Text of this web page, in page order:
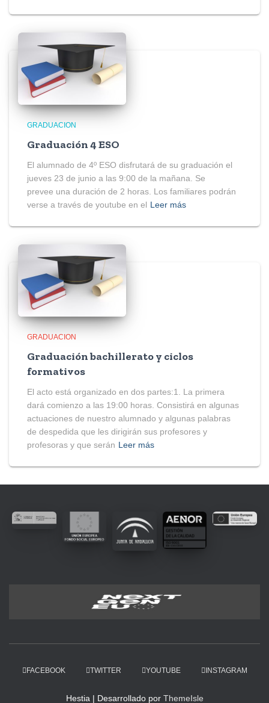
GRADUACION
Graduación 4 ESO
El alumnado de 4º ESO disfrutará de su graduación el
jueves 23 de junio a las 9:00 de la mañana. Se
prevee una duración de 2 horas. Los familiares podrán
verse a través de youtube en el Leer más
GRADUACION
Graduación bachillerato y ciclos
formativos
El acto está organizado en dos partes:1. La primera
dará comienzo a las 19:00 horas. Consistirá en algunas
actuaciones de nuestro alumnado y algunas palabras
de despedida que les dirigirán sus profesores y
profesoras y que serán Leer más
FACEBOOK TWITTER YOUTUBE INSTAGRAM
Hestia | Desarrollado por ThemeIsle